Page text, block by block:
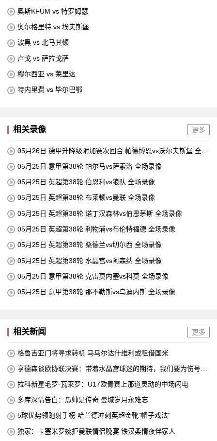
奥斯KFUM vs 特罗姆瑟
奥尔格里特 vs 埃夫斯堡
波黑 vs 北马其顿
卢戈 vs 萨拉戈萨
穆尔西亚 vs 莱里达
特内里费 vs 毕尔巴鄂
相关录像 更多
05月26日 德甲升降级附加赛次回合 帕德博恩vs沃尔夫斯堡 全场
05月25日 意甲第38轮 帕尔马vs萨索洛 全场录像
05月25日 英超第38轮 伯恩利vs狼队 全场录像
05月25日 英超第38轮 布莱顿vs曼联 全场录像
05月25日 英超第38轮 诺丁汉森林vs伯恩茅斯 全场录像
05月25日 英超第38轮 利物浦vs布伦特福德 全场录像
05月25日 英超第38轮 桑德兰vs切尔西 全场录像
05月25日 英超第38轮 水晶宫vs阿森纳 全场录像
05月25日 意甲第38轮 克雷莫内塞vs科莫 全场录像
05月25日 意甲第38轮 那不勒斯vs乌迪内斯 全场录像
相关新闻 更多
格鲁吉亚门将寻求转机 马马尔达什维利或租借国米
亨德森谈欧协联决赛：带着水晶宫球迷的期待，我们要为伤号而
拉科新星毛罗-瓦莱罗：U17欧青赛上那道灵动的中场闪电
多库深情告白：瓜帅是传奇 曼城岁月永难忘
5球优势领跑射手榜 哈兰德冲刺英超金靴"帽子戏法"
独家：卡塞米罗婉拒曼联情侣晚宴 铁汉柔情夜伴家人